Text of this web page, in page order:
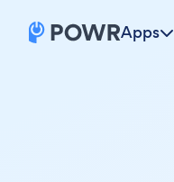
Apps